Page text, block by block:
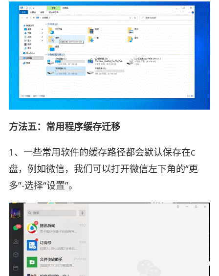
方法五：常用程序缓存迁移
1、一些常用软件的缓存路径都会默认保存在c
盘，例如微信，我们可以打开微信左下角的“更
多”-选择“设置”。